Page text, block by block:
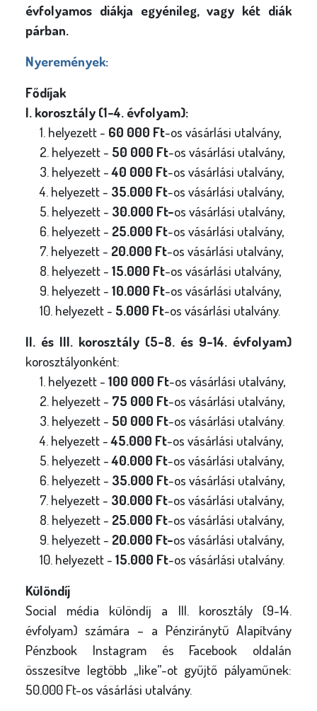
évfolyamos diákja egyénileg, vagy két diák
párban.
Nyeremények:
Fődíjak
I. korosztály (1-4. évfolyam):
1. helyezett - 60 000 Ft-os vásárlási utalvány,
2. helyezett - 50 000 Ft-os vásárlási utalvány,
3. helyezett -40 000 Ft-os vásárlási utalvány,
4. helyezett - 35.000 Ft-os vásárlási utalvány,
5. helyezett - 30.000 Ft-os vásárlási utalvány,
6. helyezett - 25.000 Ft-os vásárlási utalvány,
7. helyezett - 20.000 Ft-os vásárlási utalvány,
8. helyezett - 15.000 Ft-os vásárlási utalvány,
9. helyezett - 10.000 Ft-os vásárlási utalvány,
10. helyezett - 5.000 Ft-os vásárlási utalvány.
II. és III. korosztály (5-8. és 9-14. évfolyam)
korosztályonként:
1. helyezett - 100 000 Ft-os vásárlási utalvány,
2. helyezett - 75 000 Ft-os vásárlási utalvány,
3. helyezett - 50 000 Ft-os vásárlási utalvány.
4. helyezett -45.000 Ft-os vásárlási utalvány,
5. helyezett -40.000 Ft-os vásárlási utalvány,
6. helyezett - 35.000 Ft-os vásárlási utalvány,
7. helyezett - 30.000 Ft-os vásárlási utalvány,
8. helyezett - 25.000 Ft-os vásárlási utalvány,
9. helyezett - 20.000 Ft-os vásárlási utalvány,
10. helyezett - 15.000 Ft-os vásárlási utalvány.
Különdíj
Social média különdíj a III. korosztály (9-14.
évfolyam) számára – a Pénziránytű Alapítvány
Pénzbook Instagram és Facebook oldalán
összesítve legtöbb „like”-ot gyűjtő pályaműnek:
50.000 Ft-os vásárlási utalvány.